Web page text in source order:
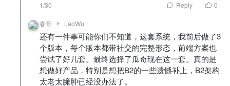
1/30 Reply 0
春哥 LaoWu
还有一件事可能你们不知道，这套系统，我前后做了3
个版本，每个版本都带社交的完整形态，前端方案也
尝试了好几套。最终选择了瓜奇现在这一套。真的是
想做好产品，特别是想把B2的一些遗憾补上，B2架构
太老太臃肿已经没办法了。